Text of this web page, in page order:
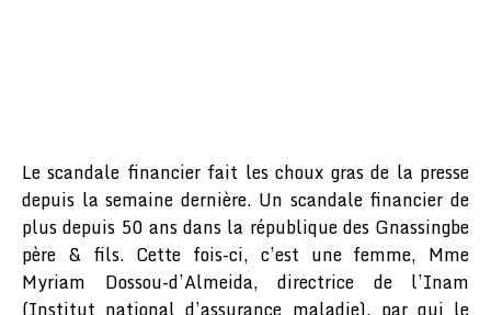
Le scandale financier fait les choux gras de la presse
depuis la semaine dernière. Un scandale financier de
plus depuis 50 ans dans la république des Gnassingbe
père & fils. Cette fois-ci, c’est une femme, Mme
Myriam Dossou-d’Almeida, directrice de l’Inam